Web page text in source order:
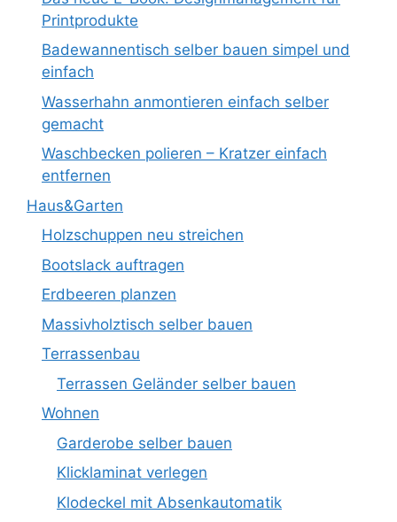
Printprodukte
Badewannentisch selber bauen simpel und
einfach
Wasserhahn anmontieren einfach selber
gemacht
Waschbecken polieren – Kratzer einfach
entfernen
Haus&Garten
Holzschuppen neu streichen
Bootslack auftragen
Erdbeeren planzen
Massivholztisch selber bauen
Terrassenbau
Terrassen Geländer selber bauen
Wohnen
Garderobe selber bauen
Klicklaminat verlegen
Klodeckel mit Absenkautomatik